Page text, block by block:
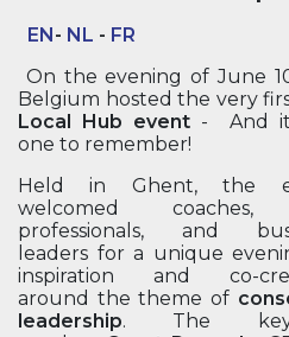
EN- NL - FR
On the evening of June
Belgium hosted the very
Local Hub event- And it
one to remember!
Held in Ghent, the
welcomed coaches,
professionals, and
leaders for a unique
inspiration and co-
around the theme of
leadership. The